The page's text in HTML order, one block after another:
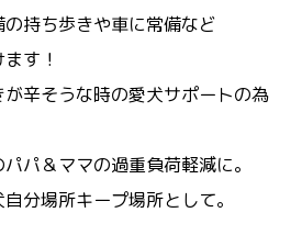
持ち歩きや車に常備など
す！
が辛そうな時の愛犬サポートの為
パ＆ママの過重負荷軽減に。
分場所キープ場所として。